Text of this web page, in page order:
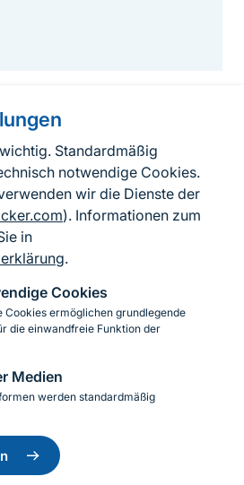
Standardmäßig
notwendige Cookies.
wir die Dienste der
). Informationen zum
in
.
Cookies
Cookies ermöglichen grundlegende
die einwandfreie Funktion der
Medien
werden standardmäßig
Einwilligung
zurückziehen
Seite
zum BfN
zur Barrierefreiheit
Impressum
Datenschutz
YouTubeLinkedIn
für Naturschutz